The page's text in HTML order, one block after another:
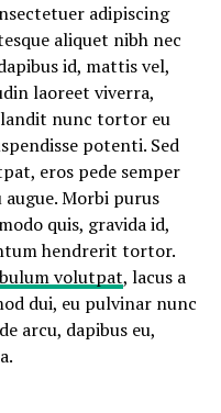
adipiscing
aliquet nibh nec
id, mattis vel,
laoreet viverra,
nunc tortor eu
potenti. Sed
eros pede semper
Morbi purus
quis, gravida id,
hendrerit tortor.
volutpat, lacus a
dui, eu pulvinar nunc
arcu, dapibus eu,